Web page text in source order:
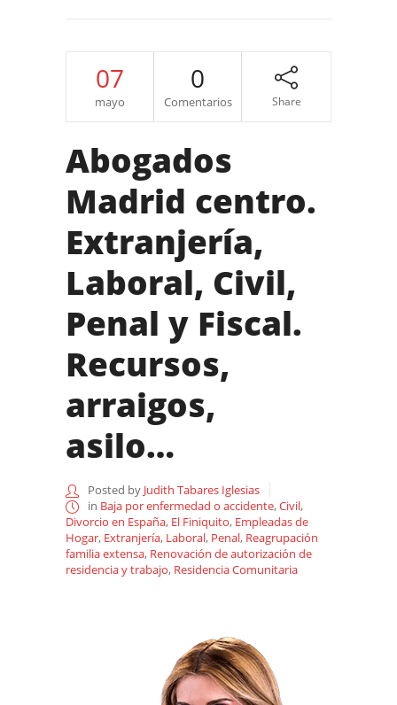
07
mayo
0
Comentarios Share
Abogados
Madrid centro.
Extranjería,
Laboral, Civil,
Penal y Fiscal.
Recursos,
arraigos,
asilo…
Posted by Judith Tabares Iglesias
in Baja por enfermedad o accidente,Civil,
Divorcio en España, El Finiquito, Empleadas de
Hogar, Extranjería, Laboral, Penal, Reagrupación
familia extensa, Renovación de autorización de
residencia y trabajo, Residencia Comunitaria